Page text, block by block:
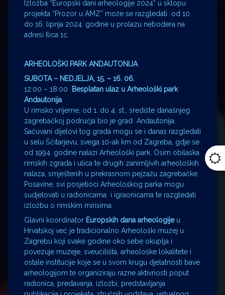
Izložba “Europski dani arheologije 2024” u sklopu
projekta “Prozor u AMZ” može se razgledati od 10.
do 16. lipnja 2024. godine u prolazu nebodera na
adresi Ilica 1c.
ARHEOLOŠKI PARK ANDAUTONIJA
SUBOTA – NEDJELJA, 15. – 16. 06.
12:00 – 18:00
Besplatan ulaz u Arheološki park
Andautonija
U rimsko vrijeme, od 1. do 4. st., središte današnjeg
zagrebačkoj područja bio je grad Andautonija.
Sačuvani dijelovi tog grada mogu se i danas razgledati
u selu Ščitarjevu, svega 10-ak km od Zagreba, gdje se
od 1994. godine nalazi Arheološki park. Osim obilaska
rimskih zgrada i ulica te drugih zanimljivih arheoloških
nalaza, smještenih u prekrasnom pejzažu zagrebačke
Posavine, svi posjetioci Arheološkog parka mogu
sudjelovati u radionicama i igraonicama te razgledati
izložbu o rimskim mirisima.
Glavni koordinator Europskih dana arheologijeu
Hrvatskoj već je tradicionalno Arheološki muzej u
Zagrebu koji svake godine oko sebe okuplja i
povezuje muzeje, sveučilišta, arheološke lokalitete i
ostale institucije koje se u svom krugu djelatnosti bave
arheologijom te organiziraju razne aktivnosti poput
radionica, predavanja, izložbi, predstavljanja